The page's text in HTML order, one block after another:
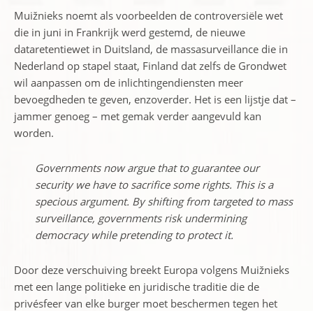
Muižnieks noemt als voorbeelden de controversiële wet
die in juni in Frankrijk werd gestemd, de nieuwe
dataretentiewet in Duitsland, de massasurveillance die in
Nederland op stapel staat, Finland dat zelfs de Grondwet
wil aanpassen om de inlichtingendiensten meer
bevoegdheden te geven, enzoverder. Het is een lijstje dat –
jammer genoeg – met gemak verder aangevuld kan
worden.
Governments now argue that to guarantee our
security we have to sacrifice some rights. This is a
specious argument. By shifting from targeted to mass
surveillance, governments risk undermining
democracy while pretending to protect it.
Door deze verschuiving breekt Europa volgens Muižnieks
met een lange politieke en juridische traditie die de
privésfeer van elke burger moet beschermen tegen het